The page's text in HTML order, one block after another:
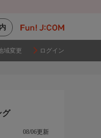
域変更 ログイン
グ
08/06更新